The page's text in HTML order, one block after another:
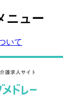
ニュー
いて